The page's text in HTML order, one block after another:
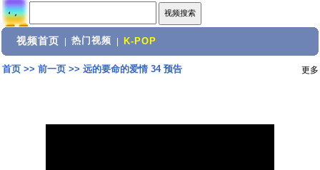
视频首页 热门视频 K-POP
首页>> 前一页>> 远的要命的爱情 34 预告 更多